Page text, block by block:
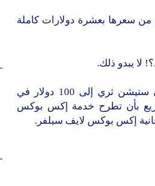
30 دولارًا أي أقل من سعرها بعشرة دولارات كاملة
لا يبدو ذلك.
لأنه إذا قامت شركة سوني بتخفيض سعر بلاي ستيشن ثري إلى 100 دولار في
بأن تطرح خدمة إكس بوكس
إكس بوكس لايف سيلفر.